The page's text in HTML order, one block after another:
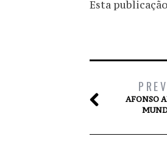
Esta
AFONSO